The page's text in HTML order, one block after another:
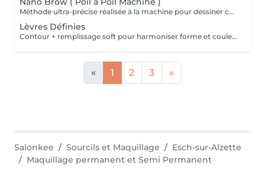
Méthode ultra-précise réalisée à la machine pour dessiner chaque poil avec un réalisme absolu. Le résultat imite parfaitement le sourcil naturel, tout en redéfinissant la symétrie et la densité. Convient à tous les types de peau, même les plus sensibles. Résultat optimal : 2 séances (initiale + retouche à 6 semaines). Préparation obligatoire (24 h avant) : Aucune caféine (café, thé, boissons énergétiques, cola). Pas d'alcool. Éviter aspirine/ibuprofène/anti-inflammatoires, anticoagulants et compléments fluidifiants (oméga-3, ginkgo). Pas de sport intense le jour J. Pas de rétinol, acides ou peeling sur la zone pendant 7 jours. Contre-indications générales : Grossesse, allaitement. Troubles de coagulation, prise d'anticoagulants, chimiothérapie en cours. Diabète non contrôlé, maladies auto-immunes non stabilisées. Infections cutanées actives, dermatite, eczéma sur la zone. Allergies connues aux pigments, lidocaïne ou anesthésiques topiques. Roaccutane/isotrétinoïne dans les 612 derniers mois (selon avis médical). En cas de traitement médical, avis du médecin recommandé. Tenue moyenne : 18 à 24 mois.
Lèvres Définies
Contour + remplissage soft pour harmoniser forme et couleur, sans effet sur-maquillé. Résultat optimal : 2 séances (retouche à 68 semaines). Tenue moyenne : 23 ans. Spécifique lèvres : antécédents d'herpès labial = prévenir; prophylaxie antivirale recommandée selon avis médical. Pas d'acide hyaluronique lèvre dans les 24 semaines avant/après. Préparation obligatoire (24 h avant) : Aucune caféine (café, thé, boissons énergétiques, cola). Pas d'alcool. Éviter aspirine/ibuprofène/anti-inflammatoires, anticoagulants et compléments fluidifiants (oméga-3, ginkgo). Pas de sport intense le jour J. Pas de rétinol, acides ou peeling sur la zone pendant 7 jours. Contre-indications générales : Grossesse, allaitement. Troubles de coagulation, prise d'anticoagulants, chimiothérapie en cours. Diabète non contrôlé, maladies auto-immunes non stabilisées. Infections cutanées actives, dermatite, eczéma sur la zone. Allergies connues aux pigments, lidocaïne ou anesthésiques topiques. Roaccutane/isotrétinoïne dans les 612 derniers mois (selon avis médical). En cas de traitement médical, avis du médecin recommandé.
« 1 2 3 »
Salonkee Sourcils et Maquillage
Esch-sur-Alzette
Maquillage permanent et Semi Permanent